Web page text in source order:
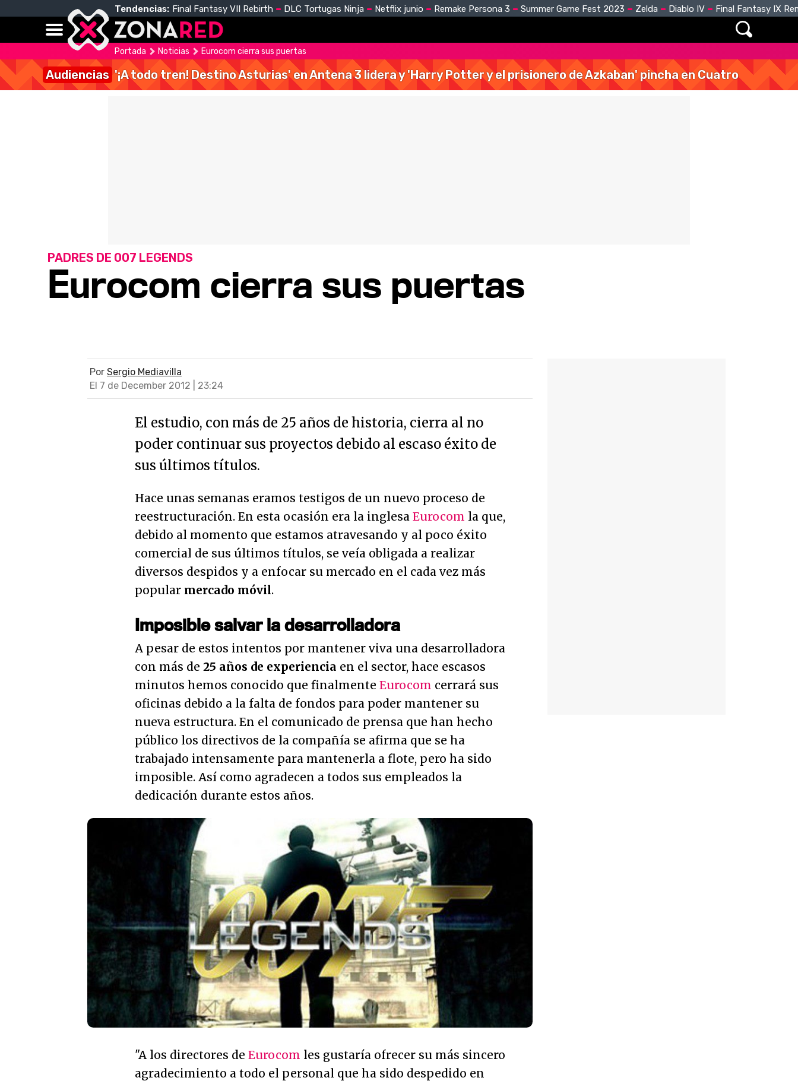
Tendencias: Final Fantasy VII Rebirth DLC Tortugas Ninja Netflix junio Remake Persona 3 Summer Game Fest 2023 Zelda Diablo IV Final Fantasy IX
Portada Noticias Eurocom cierra sus puertas
Audiencias '¡A todo tren! Destino Asturias' en Antena 3 lidera y 'Harry Potter y el prisionero de Azkaban' pincha en Cuatro
Eurocom cierra sus puertas
PADRES DE 007 LEGENDS
Por Sergio Mediavilla
El 7 de December 2012 | 23:24
El estudio, con más de 25 años de historia, cierra al no
poder continuar sus proyectos debido al escaso éxito de
sus últimos títulos.
Hace unas semanas eramos testigos de un nuevo proceso de
reestructuración. En esta ocasión era la inglesa Eurocom la que,
debido al momento que estamos atravesando y al poco éxito
comercial de sus últimos títulos, se veía obligada a realizar
diversos despidos y a enfocar su mercado en el cada vez más
popular mercado móvil.
Imposible salvar la desarrolladora
A pesar de estos intentos por mantener viva una desarrolladora
con más de 25 años de experiencia en el sector, hace escasos
minutos hemos conocido que finalmente Eurocom cerrará sus
oficinas debido a la falta de fondos para poder mantener su
nueva estructura. En el comunicado de prensa que han hecho
público los directivos de la compañía se afirma que se ha
trabajado intensamente para mantenerla a flote, pero ha sido
imposible. Así como agradecen a todos sus empleados la
dedicación durante estos años.
"A los directores de Eurocom les gustaría ofrecer su más sincero
agradecimiento a todo el personal que ha sido despedido en